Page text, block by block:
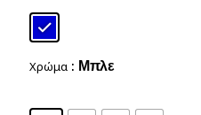
Χρώμα : Μπλε